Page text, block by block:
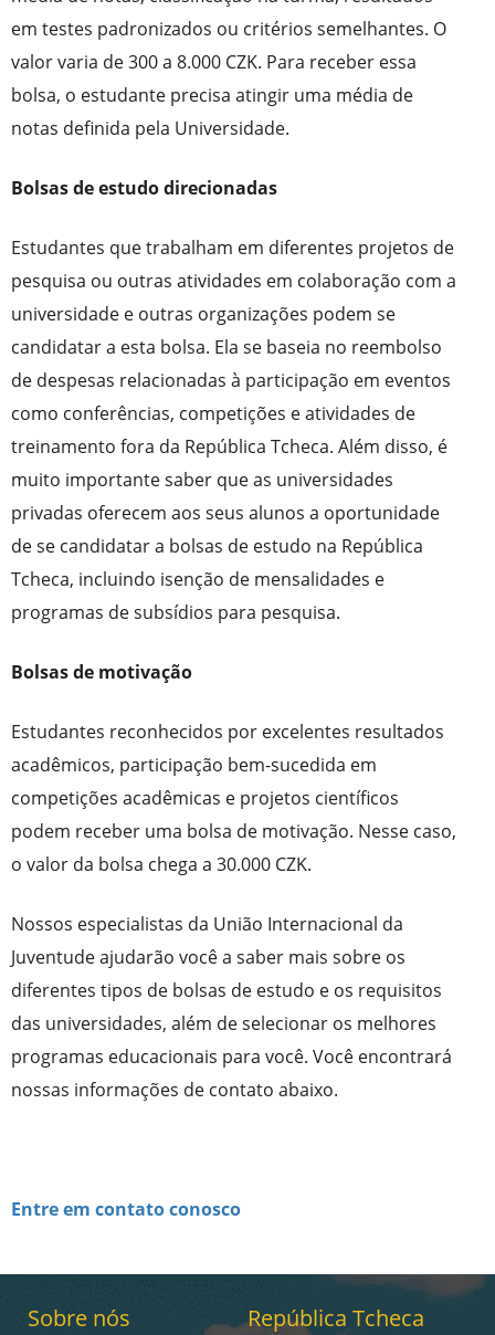
em testes padronizados ou critérios semelhantes. O
valor varia de 300 a 8.000 CZK. Para receber essa
bolsa, o estudante precisa atingir uma média de
notas definida pela Universidade.
Bolsas de estudo direcionadas
Estudantes que trabalham em diferentes projetos de
pesquisa ou outras atividades em colaboração com a
universidade e outras organizações podem se
candidatar a esta bolsa. Ela se baseia no reembolso
de despesas relacionadas à participação em eventos
como conferências, competições e atividades de
treinamento fora da República Tcheca. Além disso, é
muito importante saber que as universidades
privadas oferecem aos seus alunos a oportunidade
de se candidatar a bolsas de estudo na República
Tcheca, incluindo isenção de mensalidades e
programas de subsídios para pesquisa.
Bolsas de motivação
Estudantes reconhecidos por excelentes resultados
acadêmicos, participação bem-sucedida em
competições acadêmicas e projetos científicos
podem receber uma bolsa de motivação. Nesse caso,
o valor da bolsa chega a 30.000 CZK.
Nossos especialistas da União Internacional da
Juventude ajudarão você a saber mais sobre os
diferentes tipos de bolsas de estudo e os requisitos
das universidades, além de selecionar os melhores
programas educacionais para você. Você encontrará
nossas informações de contato abaixo.
Entre em contato conosco
Sobre nós República Tcheca